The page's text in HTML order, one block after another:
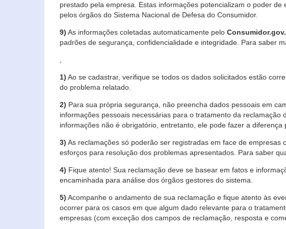
prestado pela empresa. Estas informações potencializam o poder
pelos órgãos do Sistema Nacional de Defesa do Consumidor.
9) As informações coletadas automaticamente pelo
padrões de segurança, confidencialidade e integridade. Para saber
1) Ao se cadastrar, verifique se todos os dados solicitados estão
do problema relatado.
2) Para sua própria segurança, não preencha dados pessoais em
informações pessoais necessárias para o tratamento da
informações não é obrigatório, entretanto, ele pode fazer a diferença
3) As reclamações só poderão ser registradas em face de
esforços para resolução dos problemas apresentados. Para saber
4) Fique atento! Sua reclamação deve se basear em fatos e
encaminhada para análise dos órgãos gestores do sistema.
5) Acompanhe o andamento de sua reclamação e fique atento às
ocorrer para os casos em que algum dado relevante para o
empresas (com exceção dos campos de reclamação, resposta e